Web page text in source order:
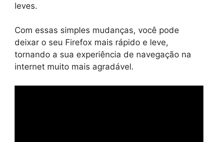
leves.
Com essas simples mudanças, você pode
deixar o seu Firefox mais rápido e leve,
tornando a sua experiência de navegação na
internet muito mais agradável.